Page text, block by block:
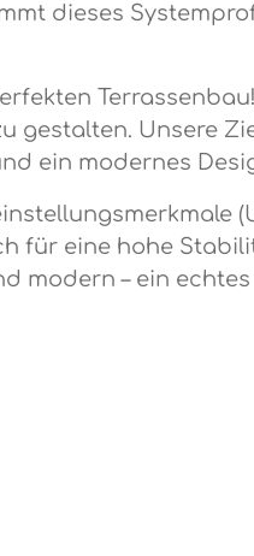
dieses
gestalten. Unsere
ein modernes
für eine hohe
modern – ein